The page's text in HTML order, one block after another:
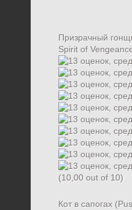
Призрачный
Spirit of
(10,00 out of 10)
Кот в сапогах